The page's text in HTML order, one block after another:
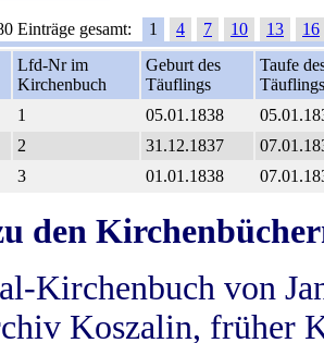
Einträge gesamt: 1 4 7 10 13
16
Lfd-Nr im
Kirchenbuch
Geburt des
Täuflings
Taufe
Täuflings
1 05.01.1838
2 31.12.1837
3 01.01.1838
den
Kirchenbuch von
Koszalin, früher